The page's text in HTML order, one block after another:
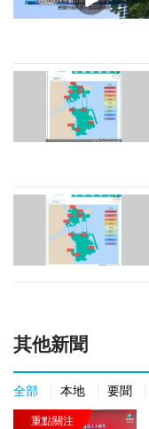
其他新聞
全部 本地 要聞